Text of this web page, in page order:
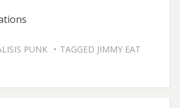
PUNK TAGGED JIMMY EAT